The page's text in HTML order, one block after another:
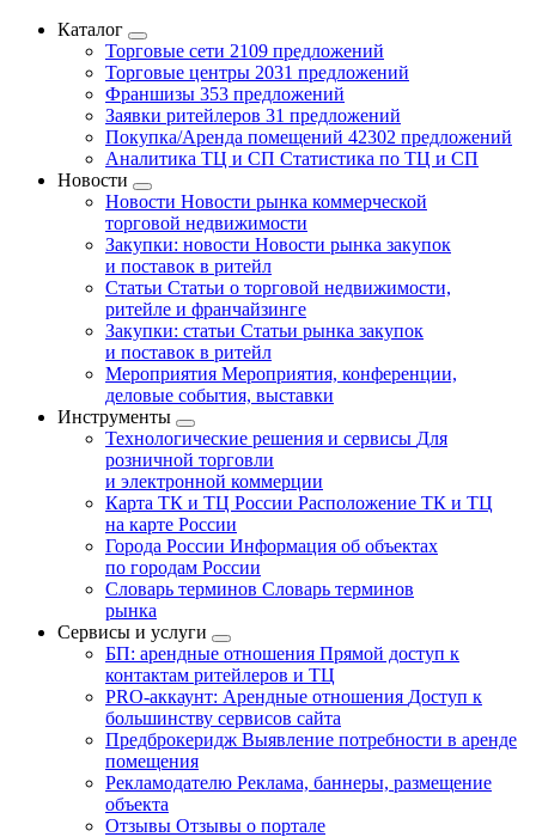
Каталог
Торговые сети 2109 предложений
Торговые центры 2031 предложений
Франшизы 353 предложений
Заявки ритейлеров 31 предложений
Покупка/Аренда помещений 42302 предложений
Аналитика ТЦ и СП Статистика по ТЦ и СП
Новости
Новости Новости рынка коммерческой
торговой недвижимости
Закупки: новости Новости рынка закупок
и поставок в ритейл
Статьи Статьи о торговой недвижимости,
ритейле и франчайзинге
Закупки: статьи Статьи рынка закупок
и поставок в ритейл
Мероприятия Мероприятия, конференции,
деловые события, выставки
Инструменты
Технологические решения и сервисы Для
розничной торговли
и электронной коммерции
Карта ТК и ТЦ России Расположение ТК и ТЦ
на карте России
Города России Информация об объектах
по городам России
Словарь терминов Словарь терминов
рынка
Сервисы и услуги
БП: арендные отношения Прямой доступ к
контактам ритейлеров и ТЦ
PRO-аккаунт: Арендные отношения Доступ к
большинству сервисов сайта
Предброкеридж Выявление потребности в аренде
помещения
Рекламодателю Реклама, баннеры, размещение
объекта
Отзывы Отзывы о портале